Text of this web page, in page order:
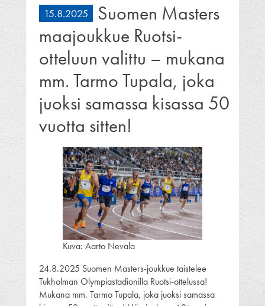
15.8.2025
Suomen Masters
maajoukkue Ruotsi-
otteluun valittu – mukana
mm. Tarmo Tupala, joka
juoksi samassa kisassa 50
vuotta sitten!
Kuva: Aarto Nevala
24.8.2025 Suomen Masters-joukkue taistelee
Tukholman Olympiastadionilla Ruotsi-ottelussa!
Mukana mm. Tarmo Tupala, joka juoksi samassa